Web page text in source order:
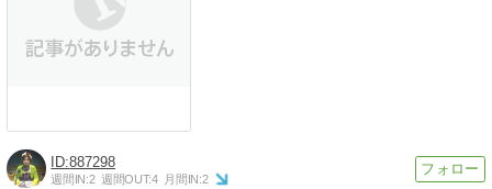
887298
週間IN:2 週間OUT:4 月間IN:2